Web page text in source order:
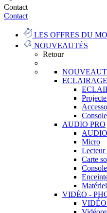
Contact
Contact
LES OFFRES DU
NOUVEAUTÉS
Retour
ECLAIRAGE
AUDIO PRO
Micro
Lecteur
Carte
VIDÉO -